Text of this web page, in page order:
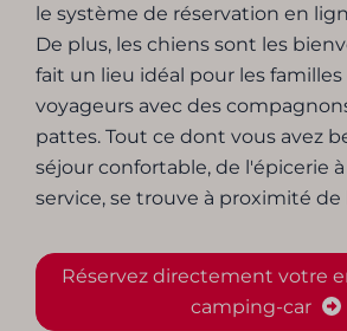
le système de réservation en
De plus, les chiens sont les
fait un lieu idéal pour les familles
voyageurs avec des
pattes. Tout ce dont vous avez
séjour confortable, de l'épicerie
service, se trouve à proximité de
Réservez directement votre
camping-car